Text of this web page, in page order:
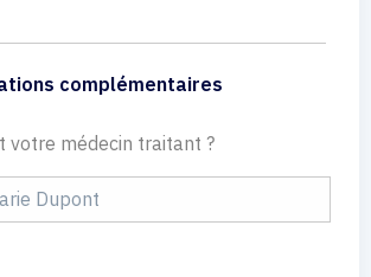
complémentaires
votre médecin traitant ?